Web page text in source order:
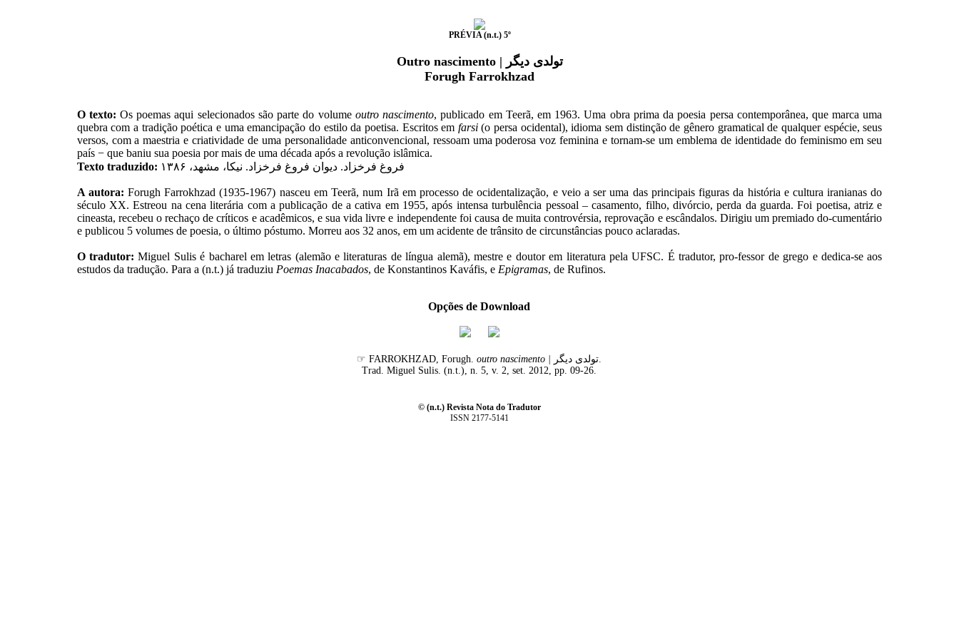
PRÉVIA (n.t.) 5º
Outro nascimento | تولدی دیگر
Forugh Farrokhzad
O texto: Os poemas aqui selecionados são parte do volume outro nascimento, publicado em Teerã, em 1963. Uma obra prima da poesia persa contemporânea, que marca uma
quebra com a tradição poética e uma emancipação do estilo da poetisa. Escritos em farsi(o persa ocidental), idioma sem distinção de gênero gramatical de qualquer espécie, seus
versos, com a maestria e criatividade de uma personalidade anticonvencional, ressoam uma poderosa voz feminina e tornam-se um emblema de identidade do feminismo em seu
país − que baniu sua poesia por mais de uma década após a revolução islâmica.
Texto traduzido:
فروغ فرخزاد. دیوان فروغ فرخزاد. نیکا، مشهد، ١٣٨۶
A autora: Forugh Farrokhzad (1935-1967) nasceu em Teerã, num Irã em processo de ocidentalização, e veio a ser uma das principais figuras da história e cultura iranianas do
século XX. Estreou na cena literária com a publicação de a cativa em 1955, após intensa turbulência pessoal – casamento, filho, divórcio, perda da guarda. Foi poetisa, atriz e
cineasta, recebeu o rechaço de críticos e acadêmicos, e sua vida livre e independente foi causa de muita controvérsia, reprovação e escândalos. Dirigiu um premiado do-cumentário
e publicou 5 volumes de poesia, o último póstumo. Morreu aos 32 anos, em um acidente de trânsito de circunstâncias pouco aclaradas.
O tradutor: Miguel Sulis é bacharel em letras (alemão e literaturas de língua alemã), mestre e doutor em literatura pela UFSC. É tradutor, pro-fessor de grego e dedica-se aos
estudos da tradução. Para a (n.t.) já traduziu Poemas Inacabados, de Konstantinos Kaváfis, e Epigramas, de Rufinos.
Opções de Download
☞ FARROKHZAD, Forugh.outro nascimento |
تولدی دیگر.
Trad. Miguel Sulis. (n.t.), n. 5, v. 2, set. 2012, pp. 09-26.
© (n.t.) Revista Nota do Tradutor
ISSN 2177-5141